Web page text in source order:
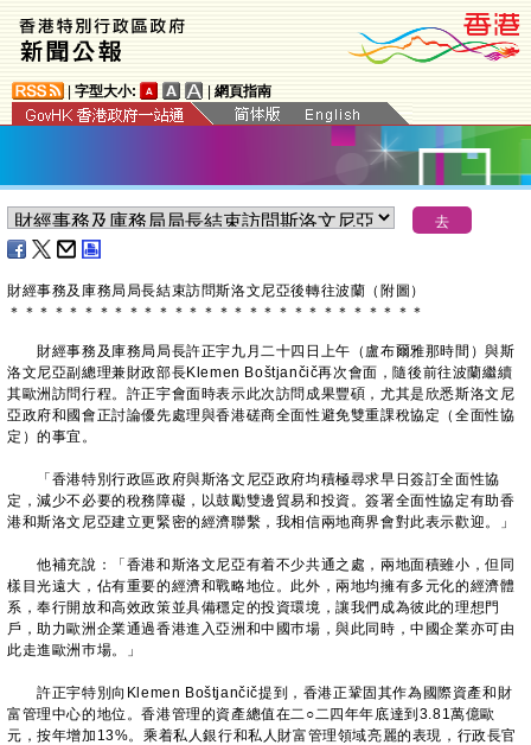
字型大小: 網頁指南
財經事務及庫務局局長結束訪問斯洛文尼亞後轉往波蘭（附圖）
＊ ＊ ＊ ＊ ＊ ＊ ＊ ＊ ＊ ＊ ＊ ＊ ＊ ＊ ＊ ＊ ＊ ＊ ＊ ＊ ＊ ＊ ＊ ＊ ＊ ＊ ＊ ＊
財經事務及庫務局局長許正宇九月二十四日上午（盧布爾雅那時間）與斯
洛文尼亞副總理兼財政部長Klemen Boštjančič再次會面，隨後前往波蘭繼續
其歐洲訪問行程。許正宇會面時表示此次訪問成果豐碩，尤其是欣悉斯洛文尼
亞政府和國會正討論優先處理與香港磋商全面性避免雙重課稅協定（全面性協
定）的事宜。
「香港特別行政區政府與斯洛文尼亞政府均積極尋求早日簽訂全面性協
定，減少不必要的稅務障礙，以鼓勵雙邊貿易和投資。簽署全面性協定有助香
港和斯洛文尼亞建立更緊密的經濟聯繫，我相信兩地商界會對此表示歡迎。」
他補充說：「香港和斯洛文尼亞有着不少共通之處，兩地面積雖小，但同
樣目光遠大，佔有重要的經濟和戰略地位。此外，兩地均擁有多元化的經濟體
系，奉行開放和高效政策並具備穩定的投資環境，讓我們成為彼此的理想門
戶，助力歐洲企業通過香港進入亞洲和中國巿場，與此同時，中國企業亦可由
此走進歐洲巿場。」
許正宇特別向Klemen Boštjančič提到，香港正鞏固其作為國際資產和財
富管理中心的地位。香港管理的資產總值在二○二四年年底達到3.81萬億歐
元，按年增加13%。乘着私人銀行和私人財富管理領域亮麗的表現，行政長官